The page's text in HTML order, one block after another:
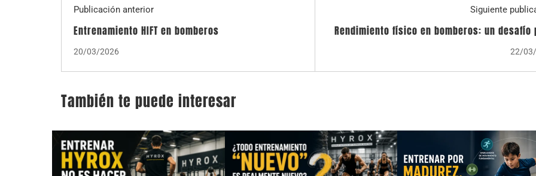
Publicación anterior
Entrenamiento HIFT en bomberos
20/03/2026
Siguiente
Rendimiento físico en bomberos: un desafío
22/
También te puede interesar